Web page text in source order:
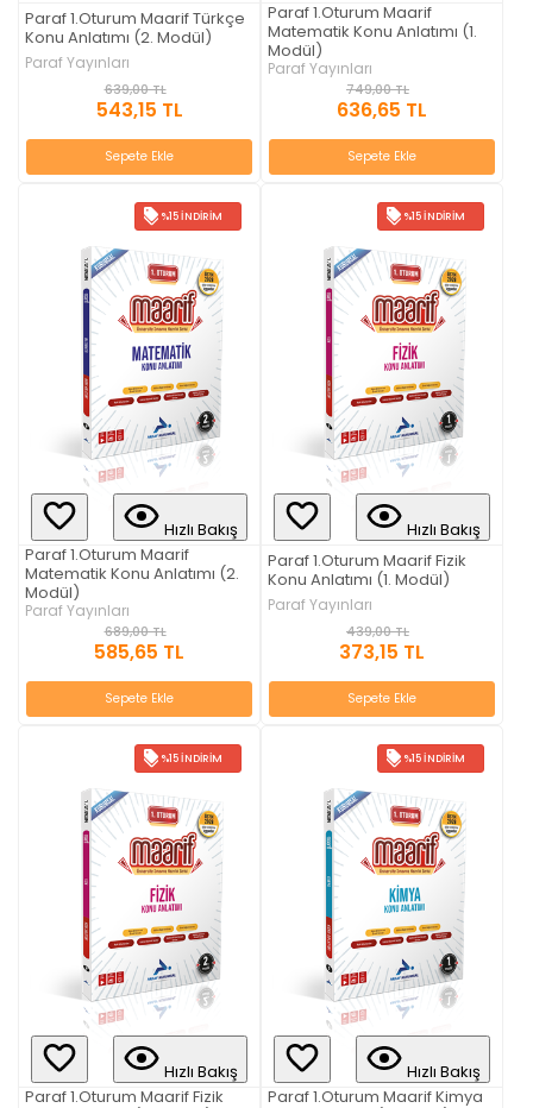
Paraf 1.Oturum Maarif Türkçe
Konu Anlatımı (2. Modül)
Paraf Yayınları
639,00 TL
543,15 TL
Sepete Ekle
Paraf 1.Oturum Maarif
Matematik Konu Anlatımı (1.
Modül)
Paraf Yayınları
749,00 TL
636,65 TL
Sepete Ekle
%15 İNDIRIM
Hızlı Bakış
Paraf 1.Oturum Maarif
Matematik Konu Anlatımı (2.
Modül)
Paraf Yayınları
689,00 TL
585,65 TL
Sepete Ekle
%15 İNDIRIM
Hızlı Bakış
Paraf 1.Oturum Maarif Fizik
Konu Anlatımı (1. Modül)
Paraf Yayınları
439,00 TL
373,15 TL
Sepete Ekle
%15 İNDIRIM
Hızlı Bakış
Paraf 1.Oturum Maarif Fizik
%15 İNDIRIM
Hızlı Bakış
Paraf 1.Oturum Maarif Kimya